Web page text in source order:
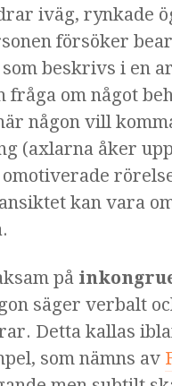
iväg, rynkade
försöker
beskrivs i en
fråga om något
någon vill
(axlarna åker
kan vara
på
säger verbalt
Detta kallas
som nämns av